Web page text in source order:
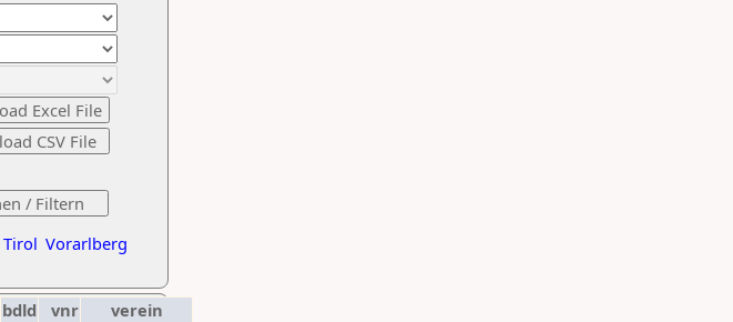
Tirol Vorarlberg
bdld vnr
verein